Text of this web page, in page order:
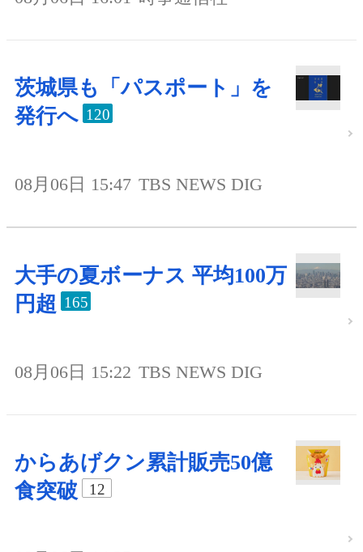
茨城県も「パスポート」を
発行へ 120
08月06日 15:47 TBS NEWS DIG
大手の夏ボーナス 平均100万
円超 165
08月06日 15:22 TBS NEWS DIG
からあげクン累計販売50億
食突破
12